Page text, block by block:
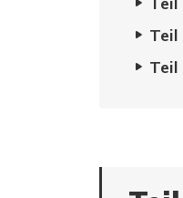
Teil
Teil